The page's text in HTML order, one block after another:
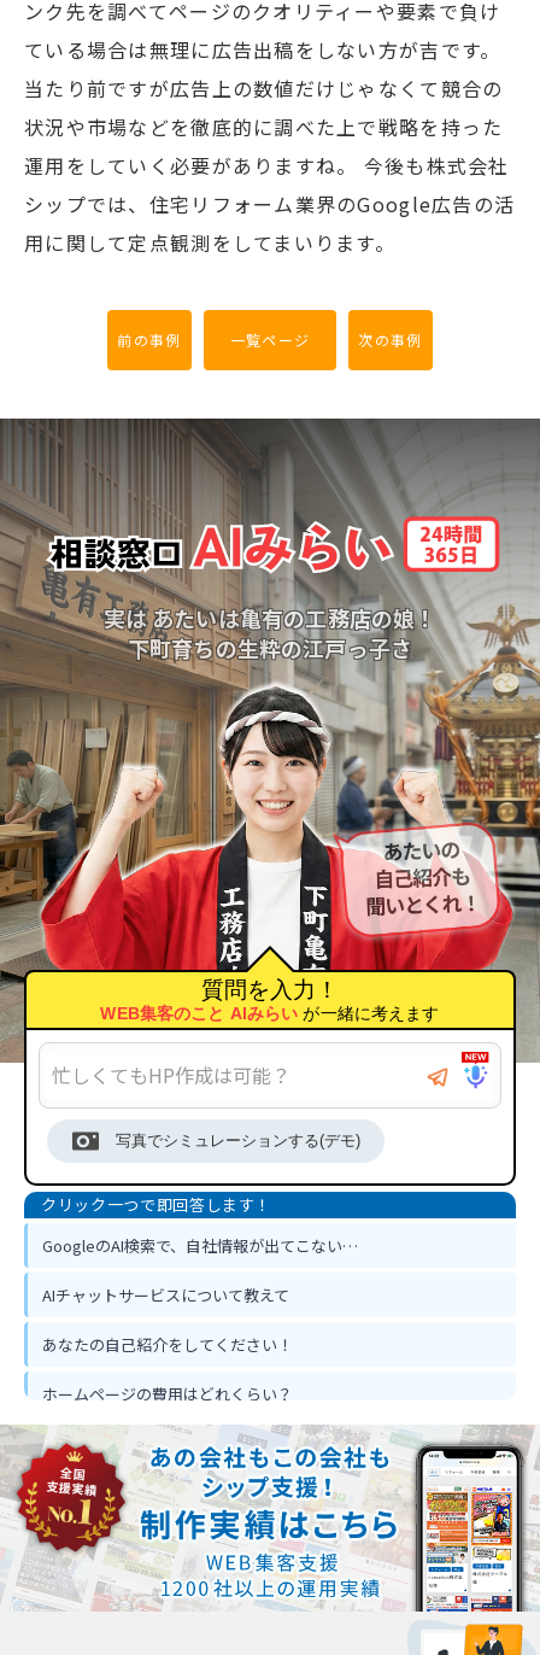
ンク先を調べてページのクオリティーや要素で負け
ている場合は無理に広告出稿をしない方が吉です。
当たり前ですが広告上の数値だけじゃなくて競合の
状況や市場などを徹底的に調べた上で戦略を持った
運用をしていく必要がありますね。 今後も株式会社
シップでは、住宅リフォーム業界のGoogle広告の活
用に関して定点観測をしてまいります。
前の事例 一覧ページ 次の事例
実は あたいは亀有の工務店の娘！
下町育ちの生粋の江戸っ子さ
質問を入力！
WEB集客のこと AIみらい が一緒に考えます
写真でシミュレーションする(デモ)
GoogleのAI検索で、自社情報が出てこない…
AIチャットサービスについて教えて
あなたの自己紹介をしてください！
ホームページの費用はどれくらい？
ホームページ作って反響は出るの？
忙しくてもホームページ作成は可能？